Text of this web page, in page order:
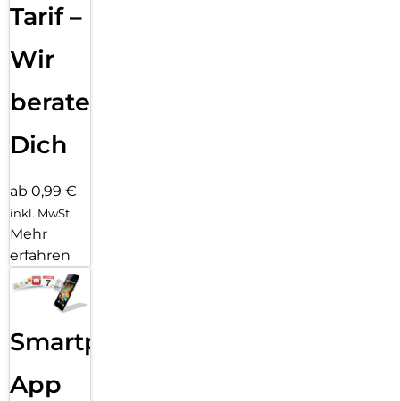
Tarif –
Wir
beraten
Dich
ab 0,99 €
inkl. MwSt.
Mehr
erfahren
Smartphone
App